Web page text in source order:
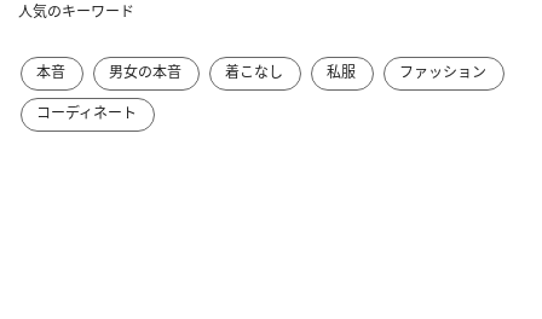
人気のキーワード
本音 男女の本音 着こなし 私服
ファッション
コーディネート